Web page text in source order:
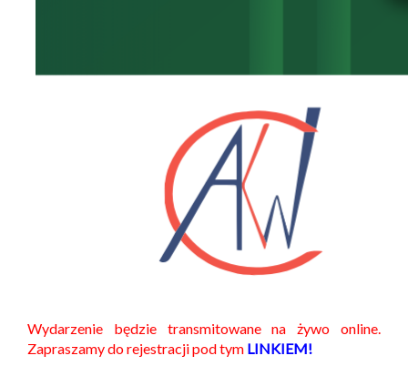
Wydarzenie będzie transmitowane na żywo online.
Zapraszamy do rejestracji pod tym LINKIEM!